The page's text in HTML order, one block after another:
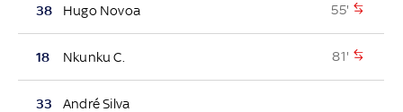
38 Hugo Novoa 55'
18 Nkunku C. 81'
33 André Silva